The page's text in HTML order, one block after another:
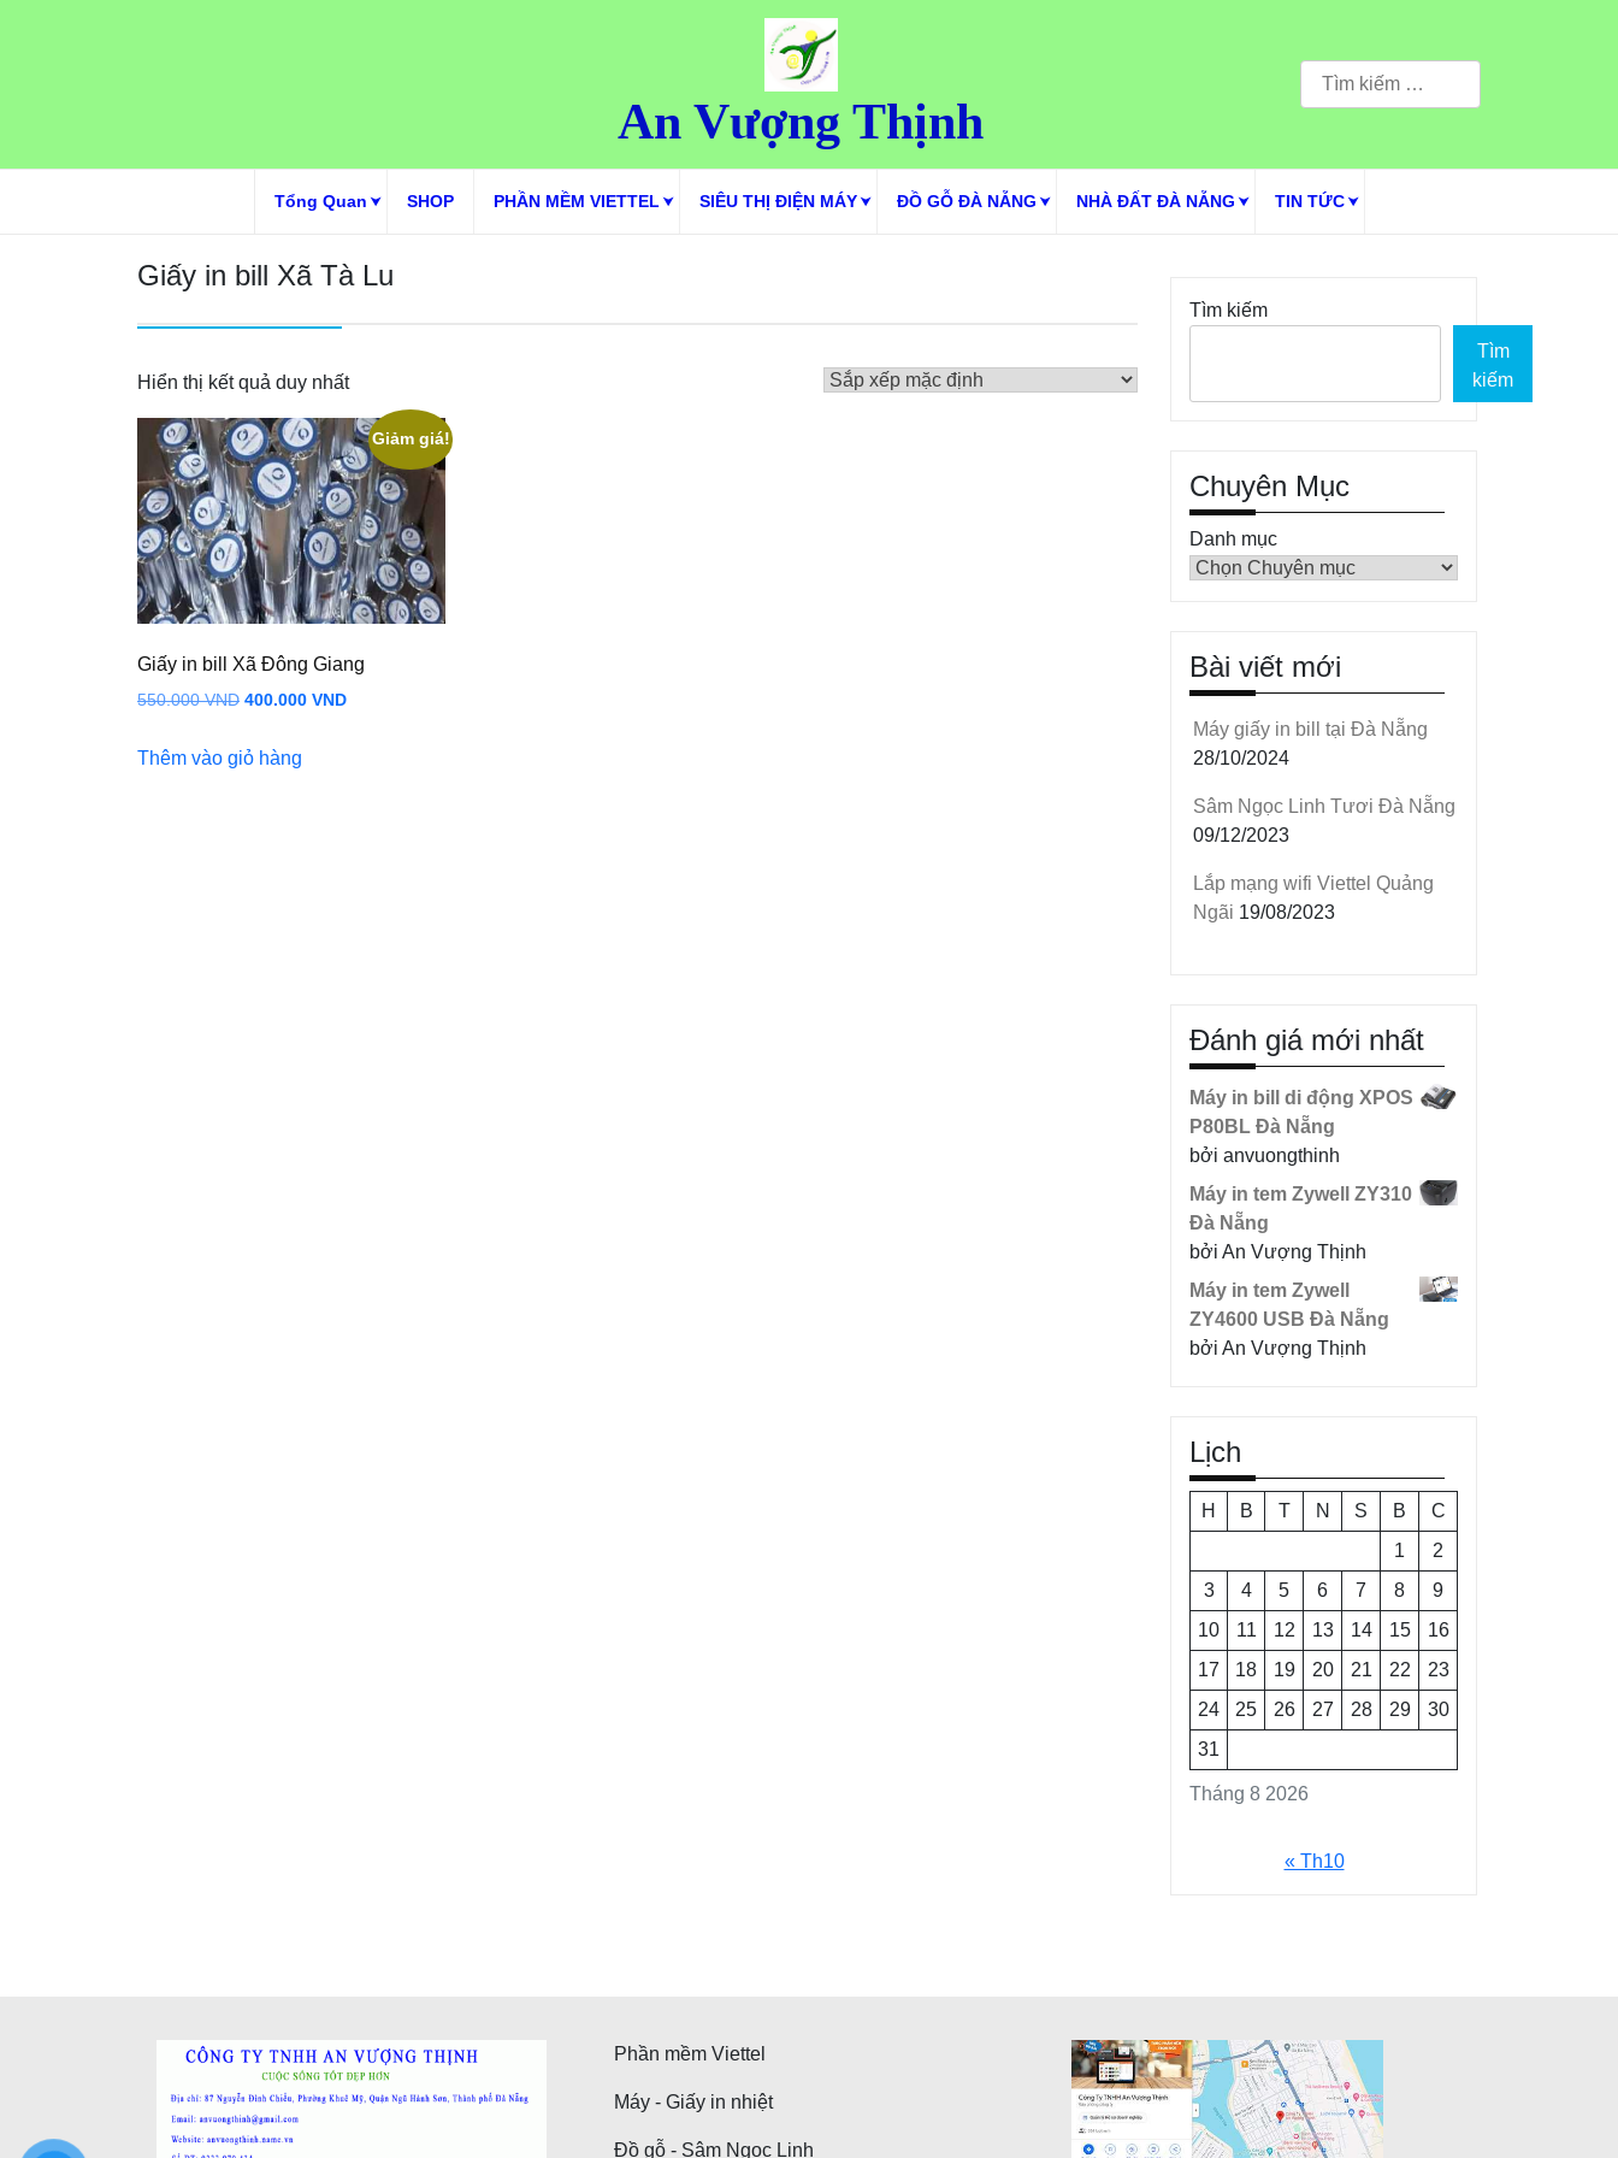
An Vượng Thịnh
Tìm
kiếm
Tổng Quan SHOP PHẦN MỀM VIETTEL SIÊU THỊ ĐIỆN MÁY ĐỒ GỖ ĐÀ NẴNG NHÀ ĐẤT ĐÀ NẴNG TIN TỨC
Giấy in bill Xã Tà Lu
Hiển thị kết quả duy nhất
Giảm giá!
Giấy in bill Xã Đông Giang
550.000VND Giá
là:
400.000 VNDGiá
Thêm vào giỏ hàng
Tìm kiếm
Tìm
kiếm
Chuyên Mục
Danh mục
Bài viết mới
Máy giấy in bill tại Đà Nẵng
28/10/2024
Sâm Ngọc Linh Tươi Đà Nẵng
09/12/2023
Lắp mạng wifi Viettel Quảng
Ngãi 19/08/2023
Đánh giá mới nhất
Máy in bill di động XPOS
P80BL Đà Nẵng
bởi anvuongthinh
Máy in tem Zywell ZY310
Đà Nẵng
bởi An Vượng Thịnh
Máy in tem Zywell
ZY4600 USB Đà Nẵng
bởi An Vượng Thịnh
Lịch
Tháng 8 2026
H B T N S B
C
1
2
3
4 5 6 7 8
9
10
11 12 13 14 15
16
17
18 19 20 21 22
23
24
25 26 27 28 29
30
31
« Th10
Phần mềm Viettel
Máy - Giấy in nhiệt
Đồ gỗ - Sâm Ngọc Linh